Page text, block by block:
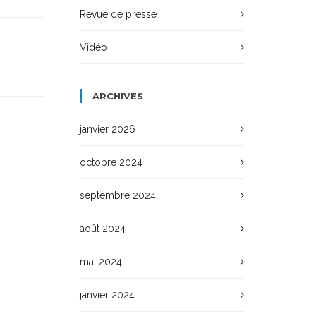
Revue de presse
Vidéo
ARCHIVES
janvier 2026
octobre 2024
septembre 2024
août 2024
mai 2024
janvier 2024